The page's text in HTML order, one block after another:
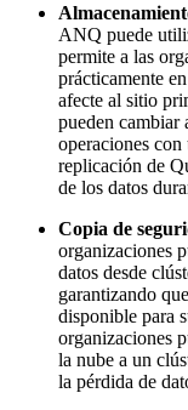
ANQ puede
permite a las
prácticamente
afecte al sitio
pueden cambiar
operaciones
replicación de
de los datos
Copia de
organizaciones
datos desde
garantizando
disponible para
organizaciones
la nube a un
la pérdida de